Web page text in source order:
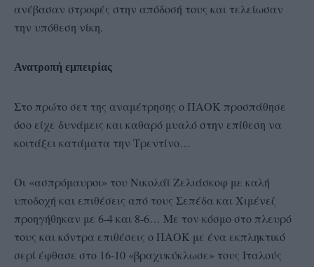
ανέβασαν στροφές στην απόδοσή τους και τελείωσαν
την υπόθεση νίκη.
Ανατροπή εμπειρίας
Στο πρώτο σετ της αναμέτρησης ο ΠΑΟΚ προσπάθησε
όσο είχε δυνάμεις και καθαρό μυαλό στην επίθεση να
κοιτάξει κατάματα την Τρεντίνο…
Οι «ασπρόμαυροι» του Νικολάϊ Ζελιάσκοφ με καλή
υποδοχή και επιθέσεις από τους Σεπέδα και Χιμένεζ
προηγήθηκαν με 6-4 και 8-6… Με τον κόσμο στο πλευρό
τους και κόντρα επιθέσεις ο ΠΑΟΚ με ένα εκπληκτικό
σερί έφθασε στο 16-10 «βραχυκύκλωσε» τους Ιταλούς